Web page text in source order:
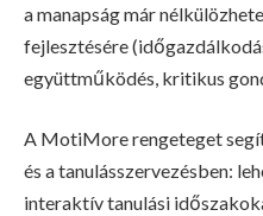
a manapság már
fejlesztésére
együttműködés, kritikus
A MotiMore rengeteget
és a tanulásszervezésben:
interaktív tanulási